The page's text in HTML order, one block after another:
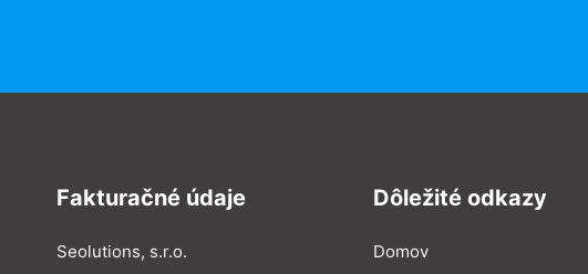
Fakturačné údaje
Seolutions, s.r.o.
Dôležité odkazy
Domov